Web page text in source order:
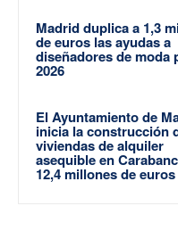
Madrid duplica a 1,3
de euros las ayudas a
diseñadores de moda
2026
El Ayuntamiento de
inicia la construcción
viviendas de alquiler
asequible en
12,4 millones de euros